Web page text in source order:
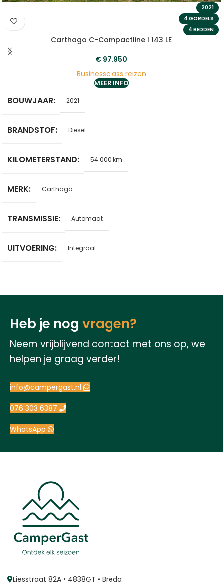
2021
4 GORDELS
4 BEDDEN
Carthago C-Compactline I 143 LE
€ 97.950
Businessclass reizen
MEER INFO
BOUWJAAR 2021
BRANDSTOF Diesel
KILOMETERSTAND 54.000 km
MERK Carthago
TRANSMISSIE Automaat
UITVOERING Integraal
Heb je nog vragen?
Neem vrijblijvend contact met ons op, we
helpen je graag verder!
info@campergast.nl
076 303 6387
WhatsApp
Liesstraat 82A • 4838GT • Breda